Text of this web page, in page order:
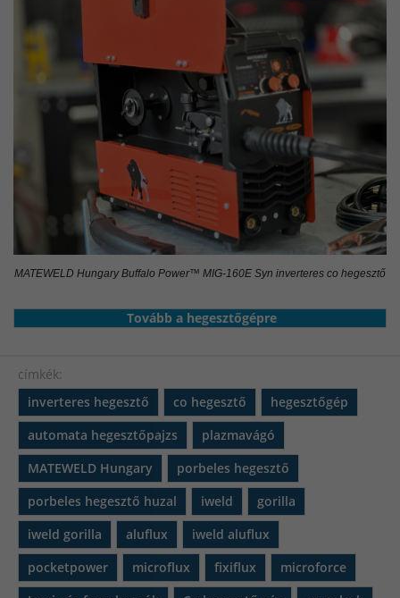
MATEWELD Hungary Buffalo Power™ MIG-160E Syn inverteres co hegesztő
Tovább a hegesztőgépre
címkék:
inverteres hegesztő
co hegesztő
hegesztőgép
automata hegesztőpajzs
plazmavágó
MATEWELD Hungary
porbeles hegesztő
porbeles hegesztő huzal
iweld
gorilla
iweld gorilla
aluflux
iweld aluflux
pocketpower
microflux fixiflux
microforce